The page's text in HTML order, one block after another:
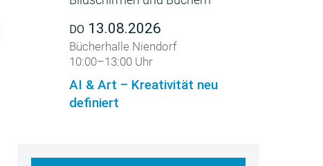
DO 13.08.2026
Bücherhalle Niendorf
10:00–13:00 Uhr
AI & Art – Kreativität neu
definiert